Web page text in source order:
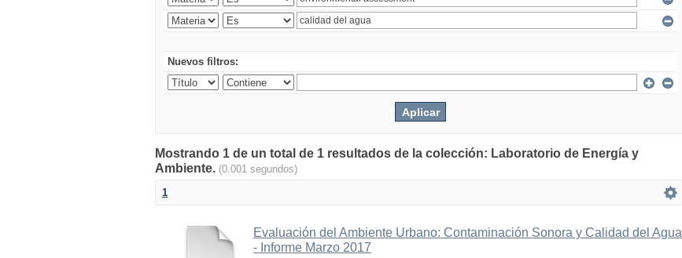
Nuevos filtros:
Mostrando 1 de un total de 1 resultados de la colección: Laboratorio de Energía y
Ambiente. (0.001 segundos)
1
Evaluación del Ambiente Urbano: Contaminación Sonora y Calidad del Agua
- Informe Marzo 2017